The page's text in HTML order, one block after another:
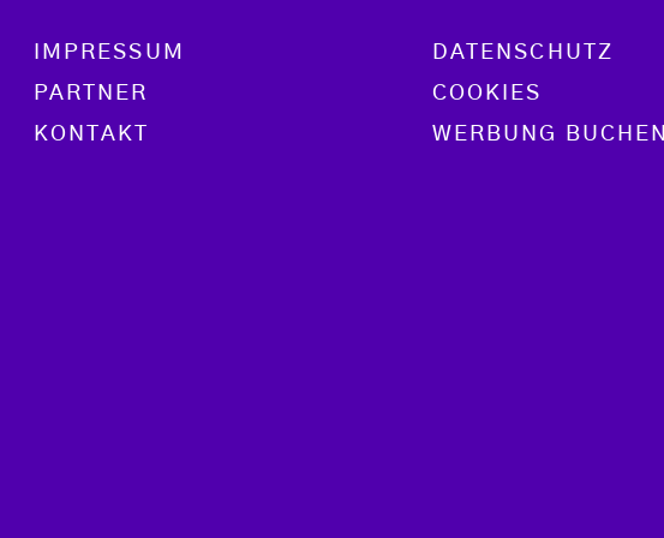
Footer menu
IMPRESSUM
PARTNER
KONTAKT
DATENSCHUTZ
COOKIES
WERBUNG BUCHEN